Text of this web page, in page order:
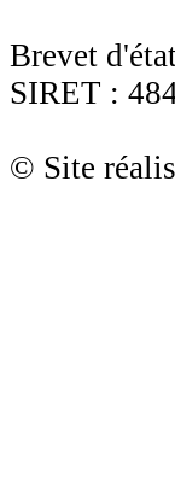
Brevet
SIRET :
© Site